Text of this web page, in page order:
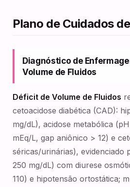
Plano de Cuidados
Diagnóstico de
Volume de Fluidos
Déficit de Volume de Fluidos
cetoacidose diabética (CAD):
mg/dL), acidose metabólica
mEq/L, gap aniônico > 12) e
séricas/urinárias), evidenciado
250 mg/dL) com diurese
110) e hipotensão ortostática;